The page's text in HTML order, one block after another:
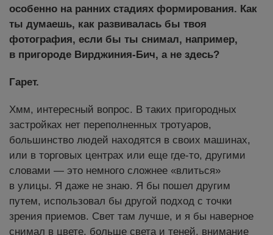
особенно на ранних стадиях формирования. Как
ты думаешь, как развивалась бы твоя
фотография, если бы ты снимал, например,
в пригороде Вирджиния-Бич, а не здесь?
Гарет.
Хмм, интересный вопрос. В таких пригородных
застройках нет переполненных тротуаров,
большинство людей находятся в своих машинах,
или в торговых центрах или еще где-то, другими
словами — это немного сложнее «влиться»
в улицы. Я даже не знаю. Я бы пошел другим
путем, использовал бы другой подход с точки
зрения приемов. Свет там лучше, и я бы наверное
снимал в цвете, больше света и теней, внимание